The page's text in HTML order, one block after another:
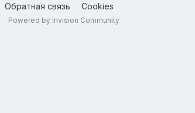
Обратная связь Cookies
Powered by Invision Community